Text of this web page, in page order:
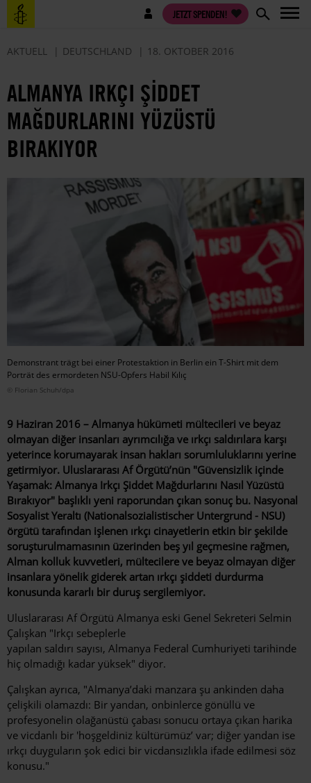
Direkt
zum
Benutzermenü JETZT SPENDEN!
AKTUELL DEUTSCHLAND 18. OKTOBER 2016
ALMANYA IRKÇI ŞİDDET
MAĞDURLARINI YÜZÜSTÜ
BIRAKIYOR
Demonstrant trägt bei einer Protestaktion in Berlin ein T-Shirt mit dem
Porträt des ermordeten NSU-Opfers Habil Kılıç
© Florian Schuh/dpa
9 Haziran 2016 – Almanya hükümeti mültecileri ve beyaz
olmayan diğer insanları ayrımcılığa ve ırkçı saldırılara karşı
yeterince korumayarak insan hakları sorumluluklarını yerine
getirmiyor. Uluslararası Af Örgütü’nün "Güvensizlik içinde
Yaşamak: Almanya Irkçı Şiddet Mağdurlarını Nasıl Yüzüstü
Bırakıyor" başlıklı yeni raporundan çıkan sonuç bu. Nasyonal
Sosyalist Yeraltı (Nationalsozialistischer Untergrund - NSU)
örgütü tarafından işlenen ırkçı cinayetlerin etkin bir şekilde
soruşturulmamasının üzerinden beş yıl geçmesine rağmen,
Alman kolluk kuvvetleri, mültecilere ve beyaz olmayan diğer
insanlara yönelik giderek artan ırkçı şiddeti durdurma
konusunda kararlı bir duruş sergilemiyor.
Uluslararası Af Örgütü Almanya eski Genel Sekreteri Selmin
Çalışkan "Irkçı sebeplerle
yapılan saldırı sayısı, Almanya Federal Cumhuriyeti tarihinde
hiç olmadığı kadar yüksek" diyor.
Çalışkan ayrıca, "Almanya’daki manzara şu ankinden daha
çelişkili olamazdı: Bir yandan, onbinlerce gönüllü ve
profesyonelin olağanüstü çabası sonucu ortaya çıkan harika
ve vicdanlı bir 'hoşgeldiniz kültürümüz’ var; diğer yandan ise
ırkçı duyguların şok edici bir vicdansızlıkla ifade edilmesi söz
konusu."